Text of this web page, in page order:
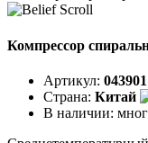
Компрессор
Артикул: 043901
Страна: Китай
В наличии: